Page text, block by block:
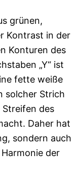
grünen,
Kontrast in der
Konturen des
„Y“ ist
fette weiße
solcher Strich
Streifen des
Daher hat
sondern auch
der